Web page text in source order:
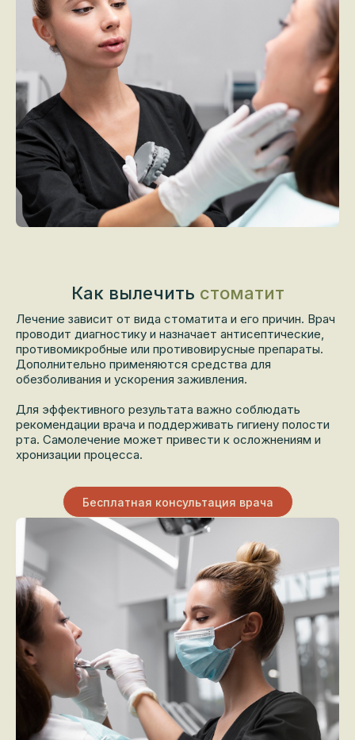
Как вылечить стоматит
Лечение зависит от вида стоматита и его причин. Врач
проводит диагностику и назначает антисептические,
противомикробные или противовирусные препараты.
Дополнительно применяются средства для
обезболивания и ускорения заживления.
Для эффективного результата важно соблюдать
рекомендации врача и поддерживать гигиену полости
рта. Самолечение может привести к осложнениям и
хронизации процесса.
Бесплатная консультация врача